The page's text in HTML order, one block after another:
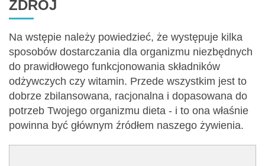
ZDRÓJ
Na wstępie należy powiedzieć, że występuje kilka
sposobów dostarczania dla organizmu niezbędnych
do prawidłowego funkcjonowania składników
odżywczych czy witamin. Przede wszystkim jest to
dobrze zbilansowana, racjonalna i dopasowana do
potrzeb Twojego organizmu dieta - i to ona właśnie
powinna być głównym źródłem naszego żywienia.